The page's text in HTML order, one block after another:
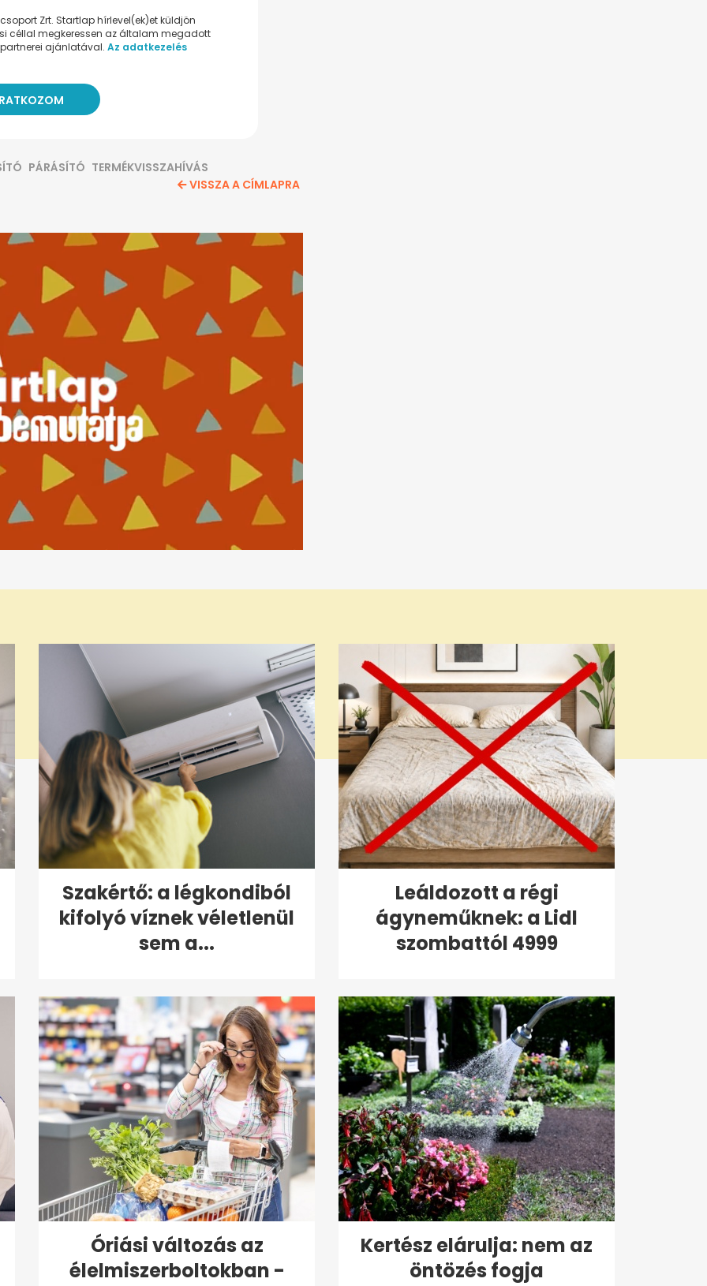
Zrt. Startlap hírlevel(ek)et küldjön
céllal megkeressen az általam megadott
ajánlatával. Az adatkezelés
PÁRÁSÍTÓ TERMÉKVISSZAHÍVÁS
VISSZA A CÍMLAPRA
Szakértő: a légkondiból
kifolyó víznek véletlenül
sem a...
Leáldozott a régi
ágyneműknek: a Lidl
szombattól 4999
Óriási változás az
élelmiszerboltokban -
Kertész elárulja: nem az
öntözés fogja